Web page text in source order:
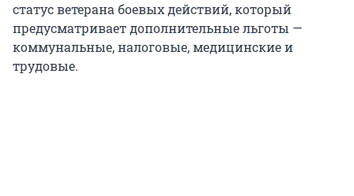
статус ветерана боевых действий, который
предусматривает дополнительные льготы —
коммунальные, налоговые, медицинские и
трудовые.